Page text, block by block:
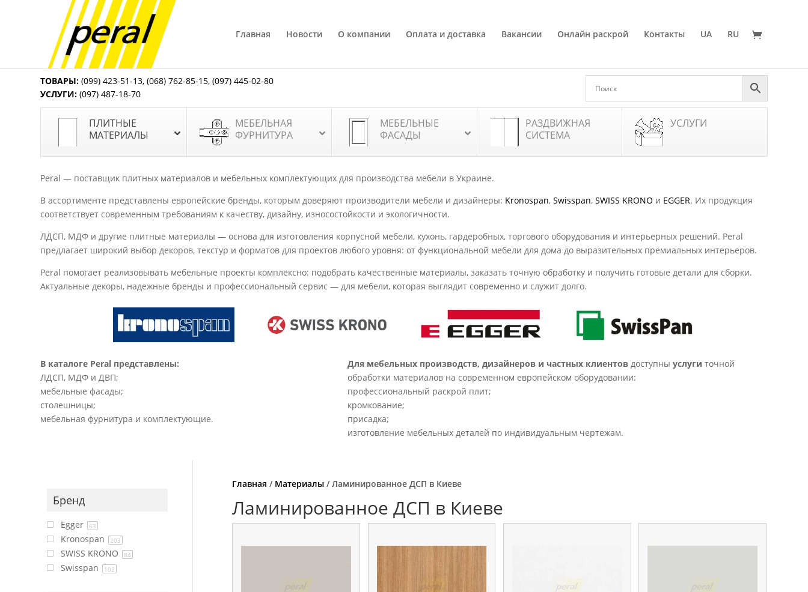
Главная Новости О компании Оплата и доставка Вакансии Онлайн раскрой Контакты UA RU
ТОВАРЫ: (099) 423-51-13,(068) 762-85-15,(097) 445-02-80
УСЛУГИ: (097) 487-18-70
ПЛИТНЫЕ
МАТЕРИАЛЫ
МЕБЕЛЬНАЯ
ФУРНИТУРА
МЕБЕЛЬНЫЕ
ФАСАДЫ
РАЗДВИЖНАЯ
СИСТЕМА
УСЛУГИ
Peral — поставщик плитных материалов и мебельных комплектующих для производства мебели в Украине.
В ассортименте представлены европейские бренды, которым доверяют производители мебели и дизайнеры: Kronospan,Swisspan,SWISS KRONO и EGGER. Их продукция
соответствует современным требованиям к качеству, дизайну, износостойкости и экологичности.
ЛДСП, МДФ и другие плитные материалы — основа для изготовления корпусной мебели, кухонь, гардеробных, торгового оборудования и интерьерных решений. Peral
предлагает широкий выбор декоров, текстур и форматов для проектов любого уровня: от функциональной мебели для дома до выразительных премиальных интерьеров.
Peral помогает реализовывать мебельные проекты комплексно: подобрать качественные материалы, заказать точную обработку и получить готовые детали для сборки.
Актуальные декоры, надежные бренды и профессиональный сервис — для мебели, которая выглядит современно и служит долго.
В каталоге Peral представлены:
ЛДСП, МДФ и ДВП;
мебельные фасады;
столешницы;
мебельная фурнитура и комплектующие.
Для мебельных производств, дизайнеров и частных клиентовдоступны услуги точной
обработки материалов на современном европейском оборудовании:
профессиональный раскрой плит;
кромкование;
присадка;
изготовление мебельных деталей по индивидуальным чертежам.
Главная / Материалы / Ламинированное ДСП в Киеве
Ламинированное ДСП в Киеве
Бренд
Egger 63
Kronospan 203
SWISS KRONO 84
Swisspan 102